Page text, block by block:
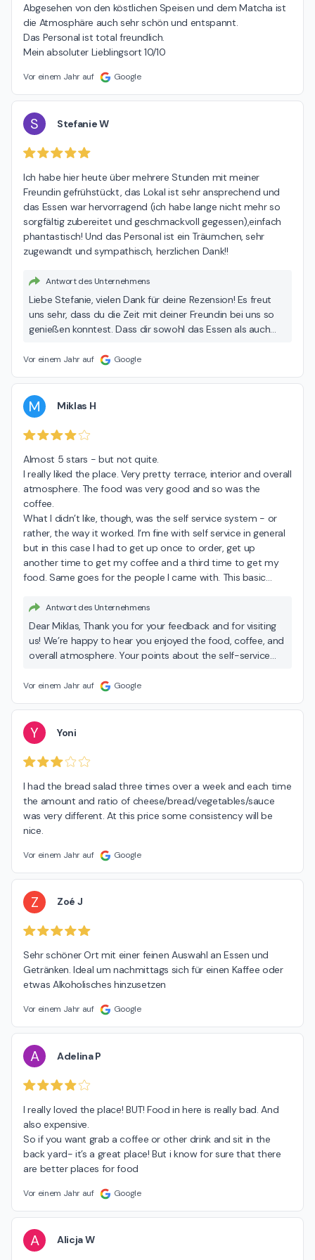
Abgesehen von den köstlichen Speisen und dem Matcha ist
die Atmosphäre auch sehr schön und entspannt.
Das Personal ist total freundlich.
Mein absoluter Lieblingsort 10/10
Vor einem Jahr auf Google
S Stefanie W
Ich habe hier heute über mehrere Stunden mit meiner
Freundin gefrühstückt, das Lokal ist sehr ansprechend und
das Essen war hervorragend (ich habe lange nicht mehr so
sorgfältig zubereitet und geschmackvoll gegessen),einfach
phantastisch! Und das Personal ist ein Träumchen, sehr
zugewandt und sympathisch, herzlichen Dank!!
Antwort des Unternehmens
Liebe Stefanie, vielen Dank für deine Rezension! Es freut
uns sehr, dass du die Zeit mit deiner Freundin bei uns so
genießen konntest. Dass dir sowohl das Essen als auch
bedeutet uns wirklich viel. Komm gern bald wieder vorbei!
Vor einem Jahr auf Google
M Miklas H
Almost 5 stars - but not quite.
I really liked the place. Very pretty terrace, interior and overall
atmosphere. The food was very good and so was the
coffee.
What I didn’t like, though, was the self service system - or
rather, the way it worked. I‘m fine with self service in general
but in this case I had to get up once to order, get up
another time to get my coffee and a third time to get my
food. Same goes for the people I came with. This basic…
Antwort des Unternehmens
Dear Miklas, Thank you for your feedback and for visiting
us! We’re happy to hear you enjoyed the food, coffee, and
overall atmosphere. Your points about the self-service
process and hope to welcome you back soon.
Vor einem Jahr auf Google
Y Yoni
I had the bread salad three times over a week and each time
the amount and ratio of cheese/bread/vegetables/sauce
was very different. At this price some consistency will be
nice.
Vor einem Jahr auf Google
Z Zoé J
Sehr schöner Ort mit einer feinen Auswahl an Essen und
Getränken. Ideal um nachmittags sich für einen Kaffee oder
etwas Alkoholisches hinzusetzen
Vor einem Jahr auf Google
A Adelina P
I really loved the place! BUT! Food in here is really bad. And
also expensive.
So if you want grab a coffee or other drink and sit in the
back yard- it’s a great place! But i know for sure that there
are better places for food
Vor einem Jahr auf Google
A Alicja W